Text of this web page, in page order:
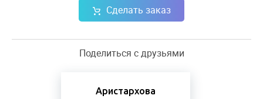
Сделать заказ
Поделиться с друзьями
Аристархова